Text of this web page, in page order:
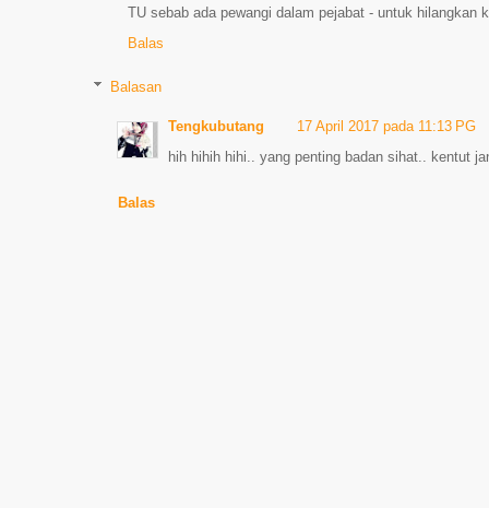
TU sebab ada pewangi dalam pejabat - untuk hilangkan
Balas
Balasan
Tengkubutang
17 April 2017 pada 11:13 PG
hih hihih hihi.. yang penting badan sihat.. kentut
Balas